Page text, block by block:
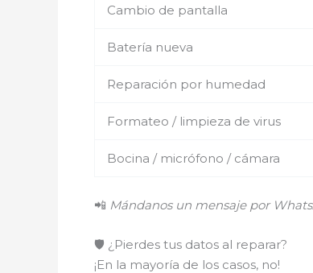
Cambio de pantalla
Batería nueva
Reparación por humedad
Formateo / limpieza de virus
Bocina / micrófono / cámara
📲 Mándanos un mensaje por
🛡️ ¿Pierdes tus datos al reparar?
¡En la mayoría de los casos, no!